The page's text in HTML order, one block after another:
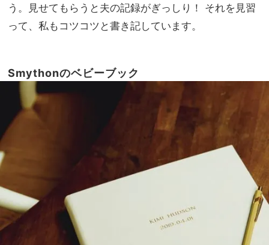
う。見せてもらうと夫の記録がぎっしり！ それを見習
って、私もコツコツと書き記しています。
Smythonのベビーブック